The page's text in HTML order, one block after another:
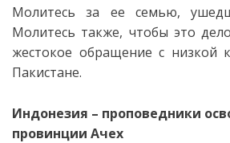
Молитесь за ее семью,
Молитесь также, чтобы это
жестокое обращение с низкой
Пакистане.
Индонезия – проповедники
провинции Ачех